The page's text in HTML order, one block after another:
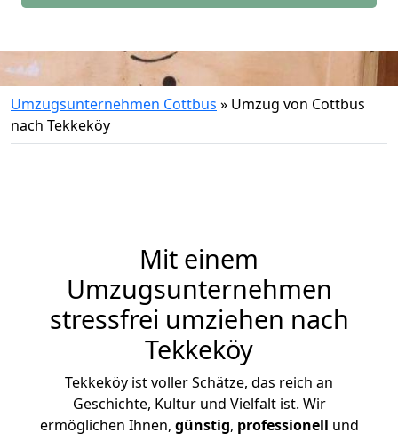
Umzugsunternehmen Cottbus » Umzug von Cottbus
nach Tekkeköy
Mit einem
Umzugsunternehmen
stressfrei umziehen nach
Tekkeköy
Tekkeköy ist voller Schätze, das reich an
Geschichte, Kultur und Vielfalt ist. Wir
ermöglichen Ihnen, günstig, professionell und